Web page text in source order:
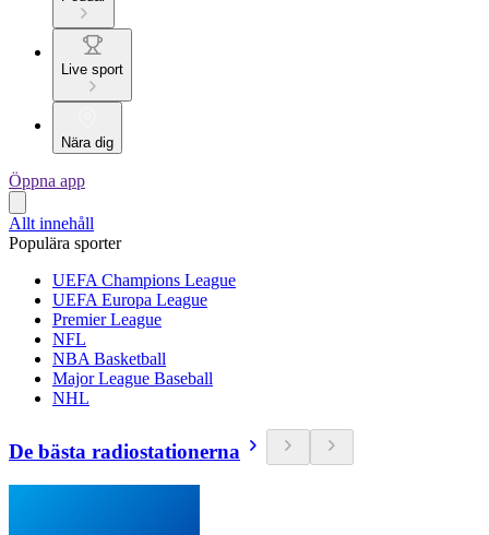
Live sport
Nära dig
Öppna app
Allt innehåll
Populära sporter
UEFA Champions League
UEFA Europa League
Premier League
NFL
NBA Basketball
Major League Baseball
NHL
De bästa radiostationerna